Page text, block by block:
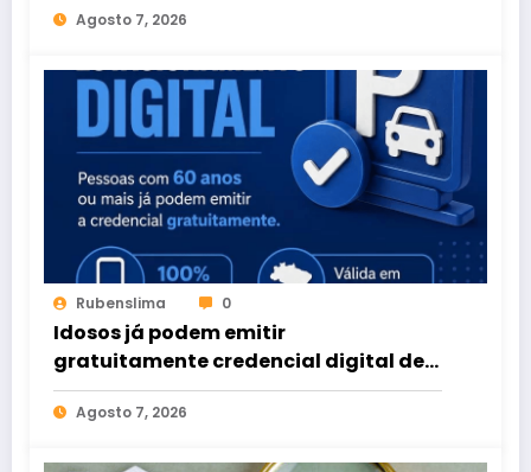
Agosto 7, 2026
Rubenslima 0
Idosos já podem emitir
gratuitamente credencial digital de
estacionamento
Agosto 7, 2026